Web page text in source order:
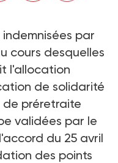
par
cours desquelles
l'allocation
de solidarité
de préretraite
validées par le
du 25 avril
des points